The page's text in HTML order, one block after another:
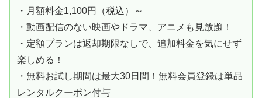
・月額料金1,100円（税込）～
・動画配信のない映画やドラマ、アニメも見放題！
・定額プランは返却期限なしで、追加料金を気にせず
楽しめる！
・無料お試し期間は最大30日間！無料会員登録は単品
レンタルクーポン付与